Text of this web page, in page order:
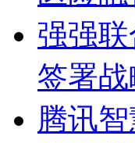
强强
签署
腾讯